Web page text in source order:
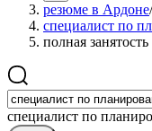
резюме в Ардоне/
специалист по
полная занятость
специалист по